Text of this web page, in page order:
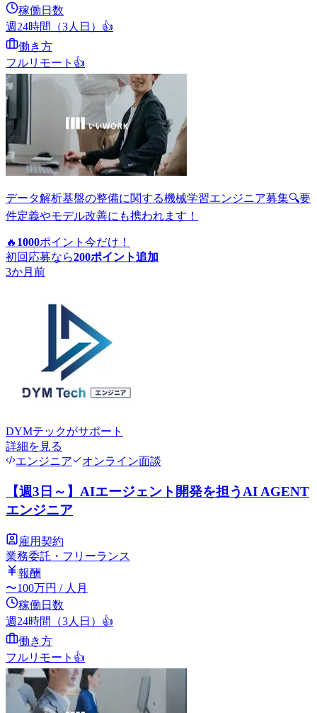
稼働日数
週24時間（3人日） 👍
働き方
フルリモート 👍
データ解析基盤の整備に関する機械学習エンジニア募集🔍要
件定義やモデル改善にも携われます！
🔥 1000ポイント 今だけ！
初回応募なら200ポイント追加
3か月前
DYMテックがサポート
詳細を見る
エンジニア
オンライン面談
【週3日～】AIエージェント開発を担うAI AGENT
エンジニア
雇用契約
業務委託・フリーランス
報酬
〜100万円 / 人月
稼働日数
週24時間（3人日） 👍
働き方
フルリモート 👍